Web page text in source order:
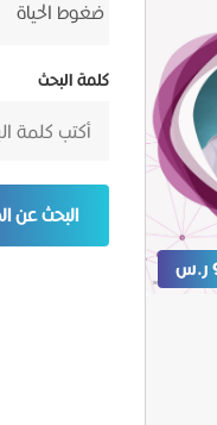
كلمة البحث
البحث عن